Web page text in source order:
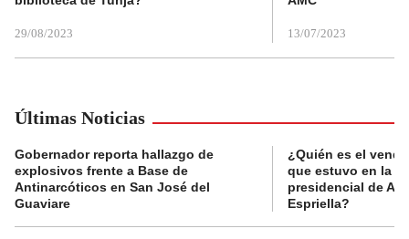
29/08/2023 13/07/2023
Últimas Noticias
Gobernador reporta hallazgo de
explosivos frente a Base de
Antinarcóticos en San José del
Guaviare
¿Quién es el
que estuvo en la
presidencial de
Espriella?